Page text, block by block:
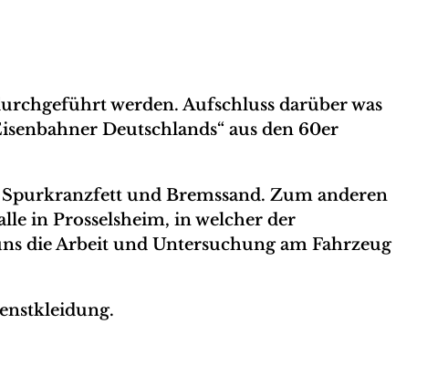
werden. Aufschluss darüber was
Deutschlands“ aus den 60er
und Bremssand. Zum anderen
in Prosselsheim, in welcher der
die Arbeit und Untersuchung am Fahrzeug